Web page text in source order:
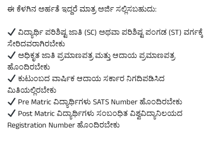
ಈ ಕೆಳಗಿನ ಅರ್ಹತೆ ಇದ್ದರೆ ಮಾತ್ರ ಅರ್ಜಿ ಸಲ್ಲಿಸಬಹುದು:
ವಿದ್ಯಾರ್ಥಿ ಪರಿಶಿಷ್ಟ ಜಾತಿ (SC) ಅಥವಾ ಪರಿಶಿಷ್ಟ ಪಂಗಡ (ST) ವರ್ಗಕ್ಕೆ
ಸೇರಿದವರಾಗಿರಬೇಕು
ಅಧಿಕೃತ ಜಾತಿ ಪ್ರಮಾಣಪತ್ರ ಮತ್ತು ಆದಾಯ ಪ್ರಮಾಣಪತ್ರ
ಹೊಂದಿರಬೇಕು
ಕುಟುಂಬದ ವಾರ್ಷಿಕ ಆದಾಯ ಸರ್ಕಾರ ನಿಗದಿಪಡಿಸಿದ
ಮಿತಿಯಲ್ಲಿರಬೇಕು
Pre Matric ವಿದ್ಯಾರ್ಥಿಗಳು SATS Number ಹೊಂದಿರಬೇಕು
Post Matric ವಿದ್ಯಾರ್ಥಿಗಳು ಸಂಬಂಧಿತ ವಿಶ್ವವಿದ್ಯಾನಿಲಯದ
Registration Number ಹೊಂದಿರಬೇಕು